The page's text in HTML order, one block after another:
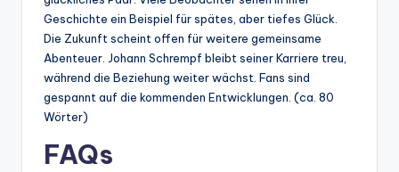
Geschichte ein Beispiel für spätes, aber tiefes Glück.
Die Zukunft scheint offen für weitere gemeinsame
Abenteuer. Johann Schrempf bleibt seiner Karriere treu,
während die Beziehung weiter wächst. Fans sind
gespannt auf die kommenden Entwicklungen. (ca. 80
Wörter)
FAQs